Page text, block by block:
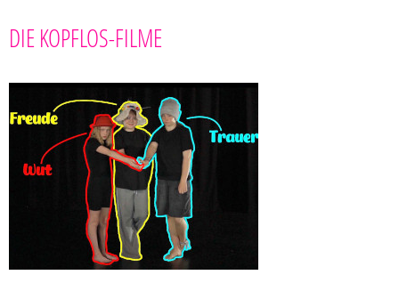
DIE KOPFLOS-FILME